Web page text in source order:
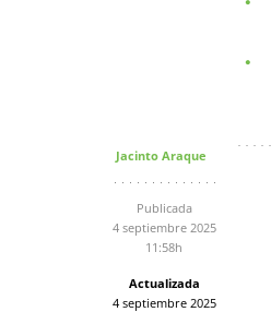
Jacinto Araque
Publicada
4 septiembre 2025
11:58h
Actualizada
4 septiembre 2025